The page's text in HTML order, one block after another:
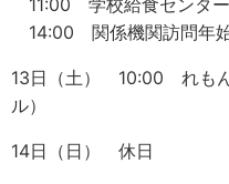
11:00 学校給食センタ
14:00 関係機関訪問年始
13日（土） 10:00 れも
ル）
14日（日） 休日